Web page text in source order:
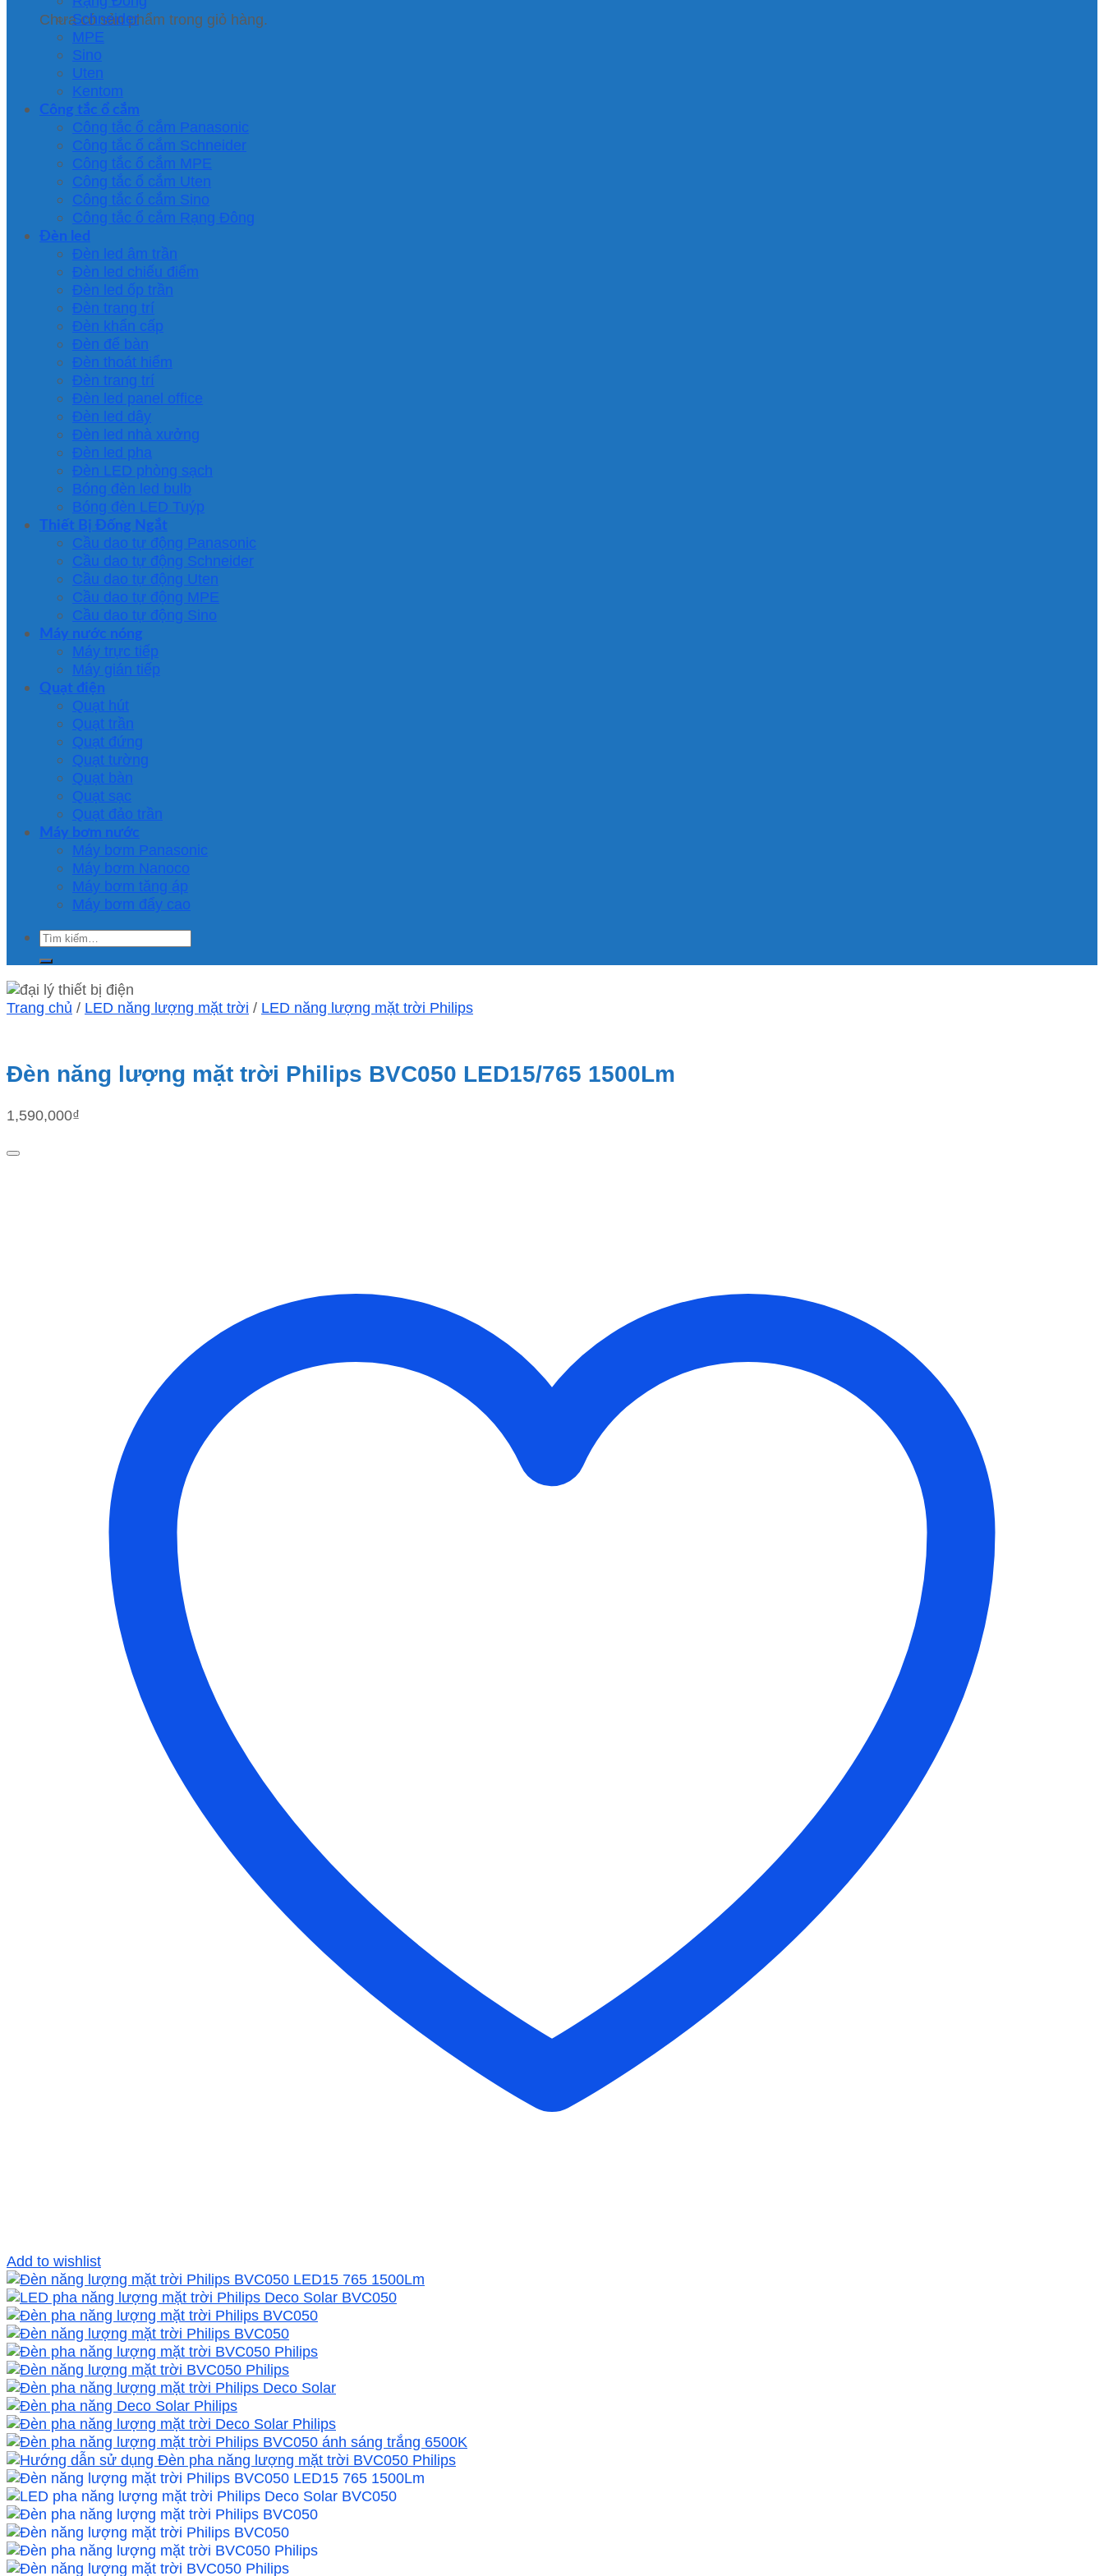
Chưa có sản phẩm trong giỏ hàng.
Schneider
MPE
Sino
Uten
Kentom
Công tắc ổ cắm
Công tắc ổ cắm Panasonic
Công tắc ổ cắm Schneider
Công tắc ổ cắm MPE
Công tắc ổ cắm Uten
Công tắc ổ cắm Sino
Công tắc ổ cắm Rạng Đông
Đèn led
Đèn led âm trần
Đèn led chiếu điểm
Đèn led ốp trần
Đèn trang trí
Đèn khẩn cấp
Đèn để bàn
Đèn thoát hiểm
Đèn trang trí
Đèn led panel office
Đèn led dây
Đèn led nhà xưởng
Đèn led pha
Đèn LED phòng sạch
Bóng đèn led bulb
Bóng đèn LED Tuýp
Thiết Bị Đống Ngắt
Cầu dao tự động Panasonic
Cầu dao tự động Schneider
Cầu dao tự động Uten
Cầu dao tự động MPE
Cầu dao tự động Sino
Máy nước nóng
Máy trực tiếp
Máy gián tiếp
Quạt điện
Quạt hút
Quạt trần
Quạt đứng
Quạt tường
Quạt bàn
Quạt sạc
Quạt đảo trần
Máy bơm nước
Máy bơm Panasonic
Máy bơm Nanoco
Máy bơm tăng áp
Máy bơm đẩy cao
Tìm
kiếm:
Trang chủ / LED năng lượng mặt trời / LED năng lượng mặt trời Philips
Đèn năng lượng mặt trời Philips BVC050 LED15/765 1500Lm
1,590,000₫
Add to wishlist